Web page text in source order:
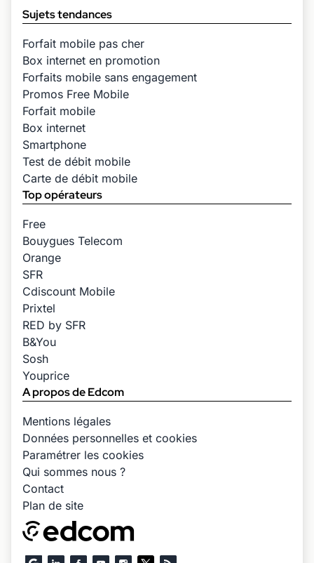
Sujets tendances
Forfait mobile pas cher
Box internet en promotion
Forfaits mobile sans engagement
Promos Free Mobile
Forfait mobile
Box internet
Smartphone
Test de débit mobile
Carte de débit mobile
Top opérateurs
Free
Bouygues Telecom
Orange
SFR
Cdiscount Mobile
Prixtel
RED by SFR
B&You
Sosh
Youprice
A propos de Edcom
Mentions légales
Données personnelles et cookies
Paramétrer les cookies
Qui sommes nous ?
Contact
Plan de site